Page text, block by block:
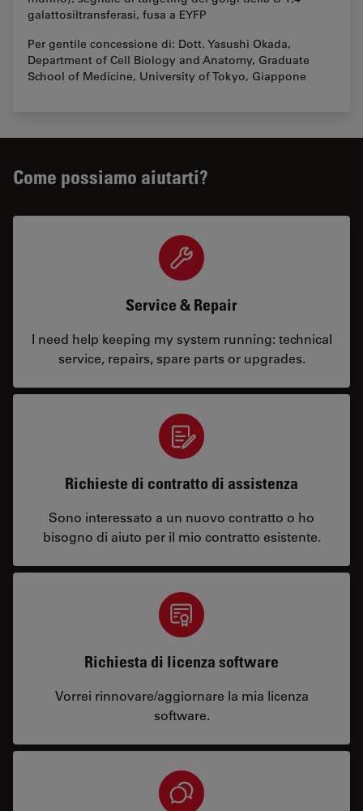
galattosiltransferasi, fusa a EYFP
Per gentile concessione di: Dott. Yasushi Okada,
Department of Cell Biology and Anatomy, Graduate
School of Medicine, University of Tokyo, Giappone
Come possiamo aiutarti?
Service & Repair
I need help keeping my system running: technical
service, repairs, spare parts or upgrades.
Richieste di contratto di assistenza
Sono interessato a un nuovo contratto o ho
bisogno di aiuto per il mio contratto esistente.
Richiesta di licenza software
Vorrei rinnovare/aggiornare la mia licenza
software.